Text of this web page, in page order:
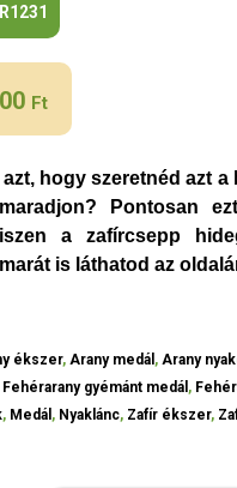
Ft
azt, hogy szeretnéd azt
Pontosan
a zafírcsepp
is láthatod az
ékszer,Arany medál ,Arany
Fehérarany gyémánt medál ,
, Medál , Nyaklánc, Zafír ékszer,